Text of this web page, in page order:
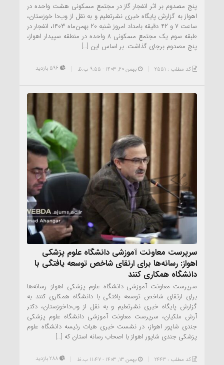
پنج مصدوم بر اثر انفجار گاز در مجتمع مسکونی هشت واحده در
اهواز به گزارش پایگاه خبری نشرتعلیم و به نقل از وب‌دا خوزستان،
ساعت ۷ و ۴۲ دقیقه بامداد امروز شنبه ۲۰ بهمن‌ماه ۱۴۰۳، انفجار در
طبقه سوم یک مجتمع مسکونی ۸ واحده در منطقه سپیدار اهواز،
پنج مصدوم برجای گذاشت. بر اساس این […]
کد مطلب : 2551 بهمن ۲۰, ۱۴۰۳ - 9:55 ب.ظ
سرپرست معاونت آموزشی دانشگاه علوم پزشکی
اهواز: رسانه‌ها برای ارتقای شاخص توسعه یافتگی با
دانشگاه همکاری کنند
سرپرست معاونت آموزشی دانشگاه علوم پزشکی اهواز: رسانه‌ها
برای ارتقای شاخص توسعه یافتگی با دانشگاه همکاری کنند به
گزارش پایگاه خبری نشرتعلیم و به نقل از وب‌داخوزستان، دکتر
آرش ملکیان، سرپرست معاونت آموزشی دانشگاه علوم پزشکی
جندی شاپور اهواز، در نشست خبری هیات رئیسه دانشگاه علوم‌
پزشکی جندی شاپور اهواز با اصحاب رسانه استان که […]
کد مطلب : 2443 بهمن ۱۳, ۱۴۰۳ - 11:47 ب.ظ